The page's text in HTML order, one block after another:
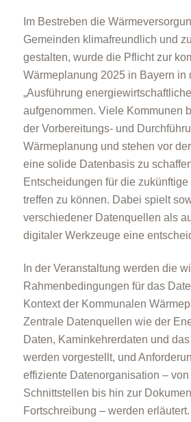
Im Bestreben die
Gemeinden klimafreundlich und
gestalten, wurde die Pflicht zur
Wärmeplanung 2025 in Bayern in
„Ausführung
aufgenommen. Viele Kommunen
der Vorbereitungs- und
Wärmeplanung und stehen vor
eine solide Datenbasis zu
Entscheidungen für die
treffen zu können. Dabei spielt
verschiedener Datenquellen als
digitaler Werkzeuge eine
In der Veranstaltung werden die
Rahmenbedingungen für das
Kontext der Kommunalen
Zentrale Datenquellen wie der
Daten, Kaminkehrerdaten und
werden vorgestellt, und
effiziente Datenorganisation –
Schnittstellen bis hin zur
Fortschreibung – werden